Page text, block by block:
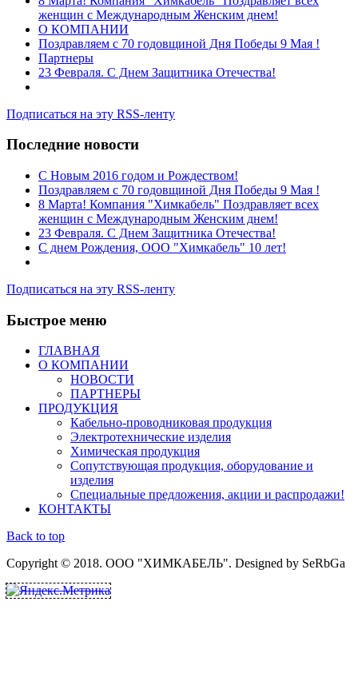
женщин с Международным Женским днем!
О КОМПАНИИ
Поздравляем с 70 годовщиной Дня Победы 9 Мая !
Партнеры
23 Февраля. С Днем Защитника Отечества!
Подписаться на эту RSS-ленту
Последние новости
C Новым 2016 годом и Рождеством!
Поздравляем с 70 годовщиной Дня Победы 9 Мая !
8 Марта! Компания "Химкабель" Поздравляет всех
женщин с Международным Женским днем!
23 Февраля. С Днем Защитника Отечества!
С днем Рождения, ООО "Химкабель" 10 лет!
Подписаться на эту RSS-ленту
Быстрое меню
ГЛАВНАЯ
О КОМПАНИИ
НОВОСТИ
ПАРТНЕРЫ
ПРОДУКЦИЯ
Кабельно-проводниковая продукция
Электротехнические изделия
Химическая продукция
Сопутствующая продукция, оборудование и
изделия
Специальные предложения, акции и распродажи!
КОНТАКТЫ
Back to top
Copyright © 2018. ООО "ХИМКАБЕЛЬ". Designed by SeRbGa